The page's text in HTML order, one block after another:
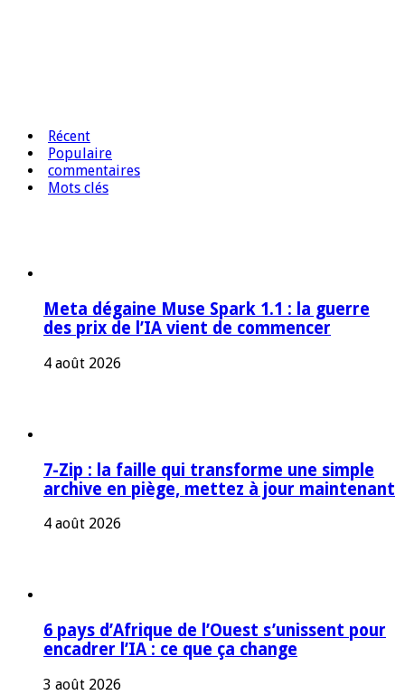
Récent
Populaire
commentaires
Mots clés
Meta dégaine Muse Spark 1.1 : la guerre
des prix de l’IA vient de commencer
4 août 2026
7-Zip : la faille qui transforme une simple
archive en piège, mettez à jour maintenant
4 août 2026
6 pays d’Afrique de l’Ouest s’unissent pour
encadrer l’IA : ce que ça change
3 août 2026